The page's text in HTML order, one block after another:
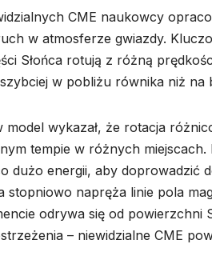
CME naukowcy
w atmosferze gwiazdy.
Słońca rotują z różną
szybciej w pobliżu równika niż na
wykazał, że rotacja
tempie w różnych miejscach.
dużo energii, aby doprowadzić
stopniowo napręża linie pola
odrywa się od powierzchni
– niewidzialne CME